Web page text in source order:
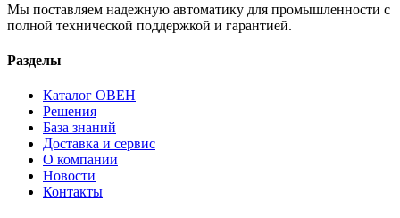
Мы поставляем надежную автоматику для промышленности с
полной технической поддержкой и гарантией.
Разделы
Каталог ОВЕН
Решения
База знаний
Доставка и сервис
О компании
Новости
Контакты